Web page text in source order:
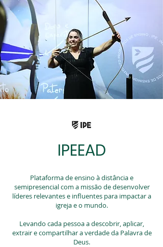
IPEEAD
Plataforma de ensino à distância e
semipresencial com a missão de desenvolver
líderes relevantes e influentes para impactar a
igreja e o mundo.
Levando cada pessoa a descobrir, aplicar,
extrair e compartilhar a verdade da Palavra de
Deus.